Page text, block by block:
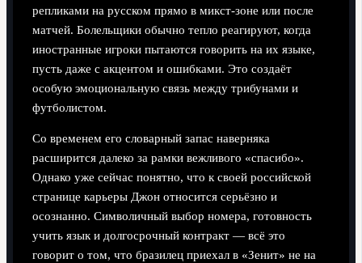
репликами на русском прямо в микст-зоне или после
матчей. Болельщики обычно тепло реагируют, когда
иностранные игроки пытаются говорить на их языке,
пусть даже с акцентом и ошибками. Это создаёт
особую эмоциональную связь между трибунами и
футболистом.
Со временем его словарный запас наверняка
расширится далеко за рамки вежливого «спасибо».
Однако уже сейчас понятно, что к своей российской
странице карьеры Джон относится серьёзно и
осознанно. Символичный выбор номера, готовность
учить язык и долгосрочный контракт — всё это
говорит о том, что бразилец приехал в «Зенит» не на